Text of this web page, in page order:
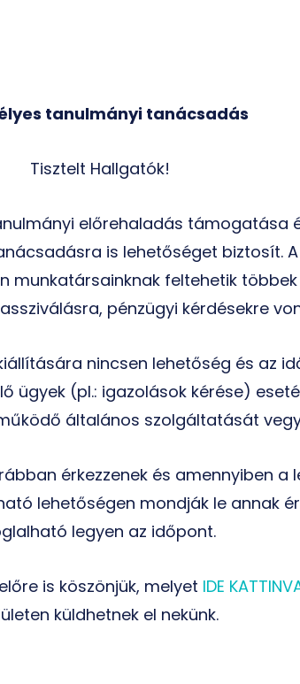
tanulmányi tanácsadás
Tisztelt Hallgatók!
előrehaladás támogatása
is lehetőséget biztosít.
munkatársainknak feltehetik
pénzügyi kérdésekre
nincsen lehetőség és az
ügyek (pl.: igazolások kérése)
általános szolgáltatását
érkezzenek és amennyiben
lehetőségen mondják le annak
legyen az időpont.
is köszönjük, melyet IDE
küldhetnek el nekünk.